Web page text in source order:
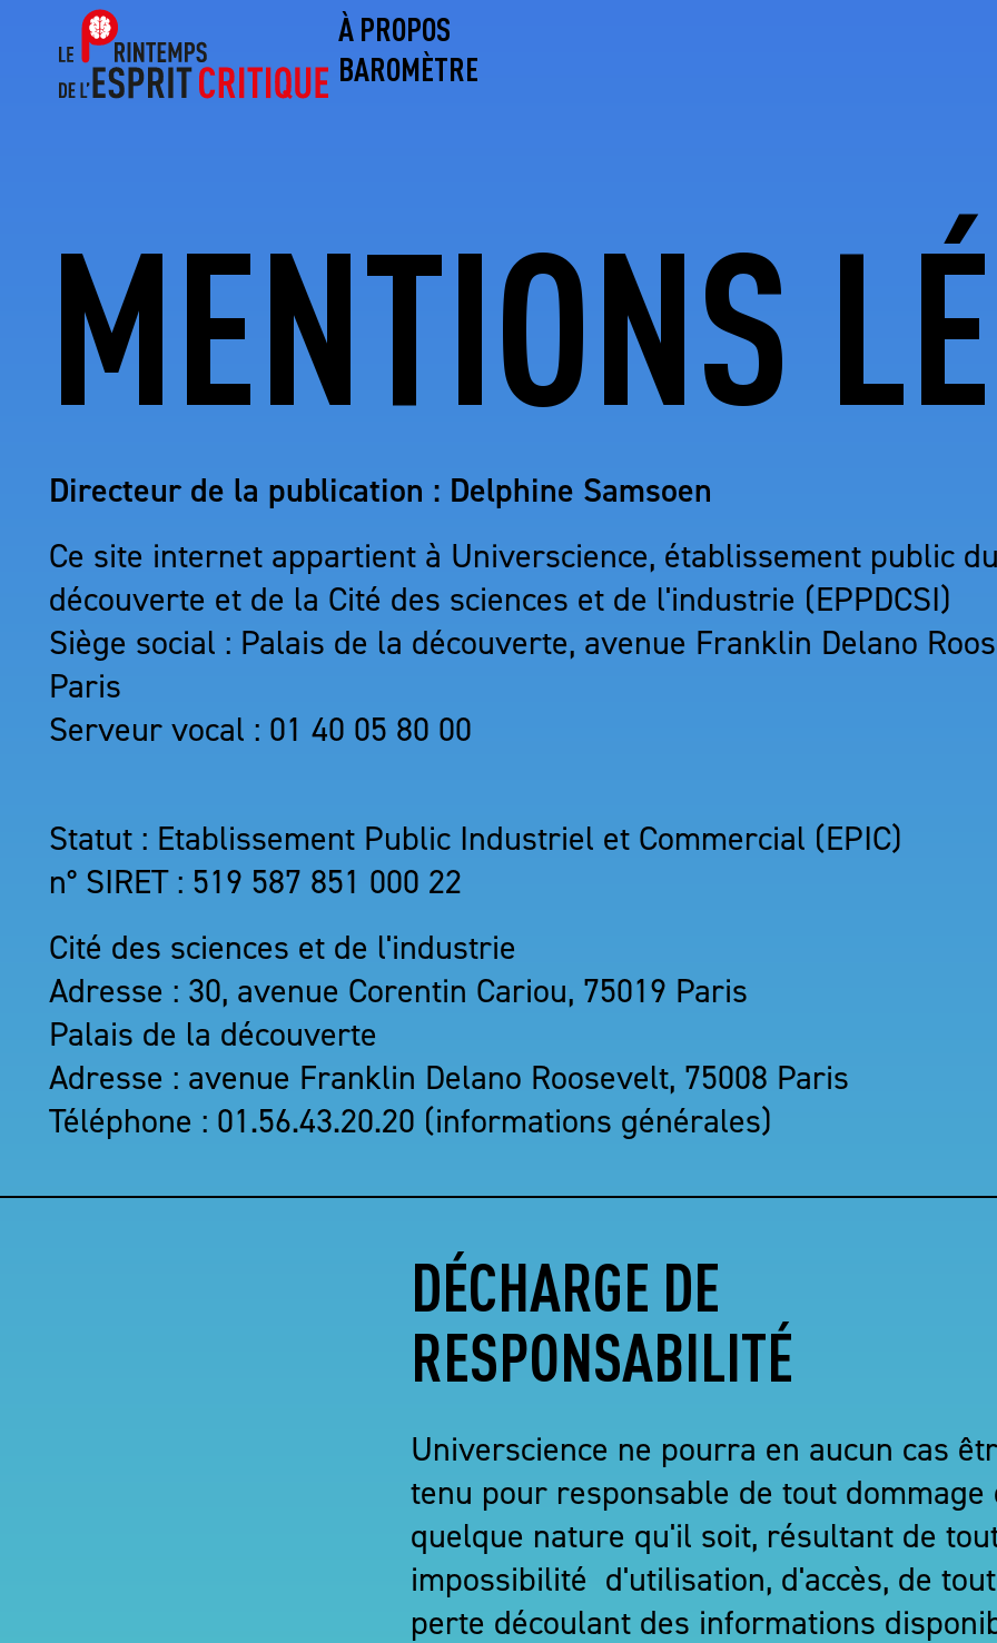
À PROPOS
BAROMÈTRE
MENTIONS
Directeur de la publication : Delphine Samsoen
Ce site internet appartient à Universcience, établissement public
découverte et de la Cité des sciences et de l'industrie (EPPDCSI)
Siège social : Palais de la découverte, avenue Franklin Delano
Paris
Serveur vocal : 01 40 05 80 00
Statut : Etablissement Public Industriel et Commercial (EPIC)
n° SIRET : 519 587 851 000 22
Cité des sciences et de l'industrie
Adresse : 30, avenue Corentin Cariou, 75019 Paris
Palais de la découverte
Adresse : avenue Franklin Delano Roosevelt, 75008 Paris
Téléphone : 01.56.43.20.20 (informations générales)
DÉCHARGE DE
RESPONSABILITÉ
Universcience ne pourra en aucun cas
tenu pour responsable de tout dommage
quelque nature qu'il soit, résultant de
impossibilité d'utilisation, d'accès, de
perte découlant des informations